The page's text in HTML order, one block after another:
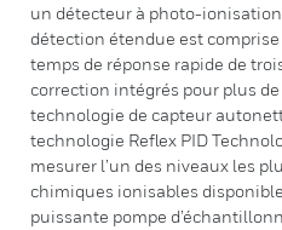
un détecteur à photo-
détection étendue est
temps de réponse rapide de
correction intégrés pour plus
technologie de capteur
technologie Reflex PID
mesurer l’un des niveaux les
chimiques ionisables
puissante pompe